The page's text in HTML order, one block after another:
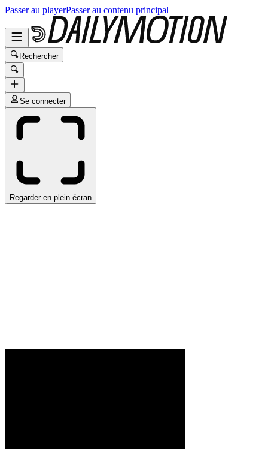
Passer au playerPasser au contenu principal
Rechercher
Se connecter
Regarder en plein écran